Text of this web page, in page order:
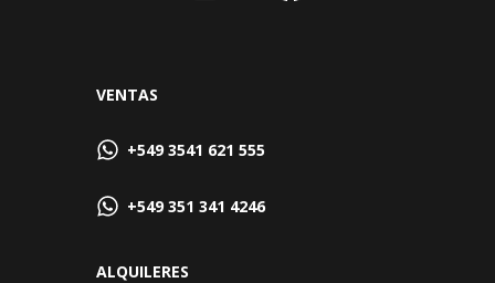
VENTAS
+549 3541 621 555
+549 351 341 4246
ALQUILERES